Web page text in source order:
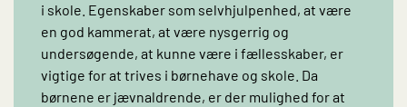
i skole. Egenskaber som selvhjulpenhed, at være
en god kammerat, at være nysgerrig og
undersøgende, at kunne være i fællesskaber, er
vigtige for at trives i børnehave og skole. Da
børnene er jævnaldrende, er der mulighed for at